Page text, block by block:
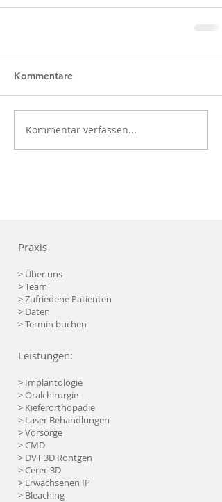
Kommentare
Kommentar verfassen...
Praxis
> Über uns
> Team
> Zufriedene Patienten
> Daten
> Termin buchen
Leistungen:
> Implantologie
> Oralchirurgie
> Kieferorthopädie
> Laser Behandlungen
> Vorsorge
> CMD
> DVT 3D Röntgen
> Cerec 3D
> Erwachsenen IP
> Bleaching